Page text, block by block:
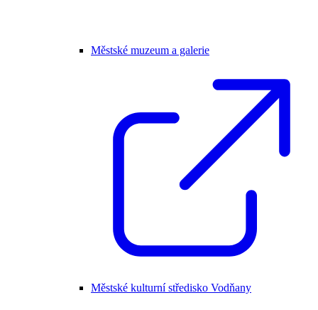
Městské muzeum a galerie
Městské kulturní středisko Vodňany